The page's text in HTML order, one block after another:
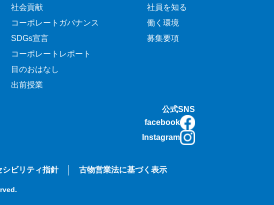
社会貢献
コーポレートガバナンス
SDGs宣言
コーポレートレポート
目のおはなし
出前授業
社員を知る
働く環境
募集要項
公式SNS
facebook
Instagram
シビリティ指針 古物営業法に基づく表示